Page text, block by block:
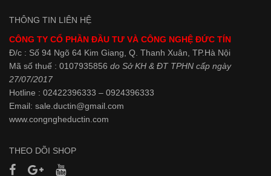
THÔNG TIN LIÊN HỆ
CÔNG TY CỔ PHẦN ĐẦU TƯ VÀ CÔNG NGHỆ ĐỨC TÍN
Đ/c : Số 94 Ngõ 64 Kim Giang, Q. Thanh Xuân, TP.Hà Nội
Mã số thuế : 0107935856 do Sở KH & ĐT TPHN cấp ngày
27/07/2017
Hotline : 02422396333 – 0924396333
Email: sale.ductin@gmail.com
www.congngheductin.com
THEO DÕI SHOP